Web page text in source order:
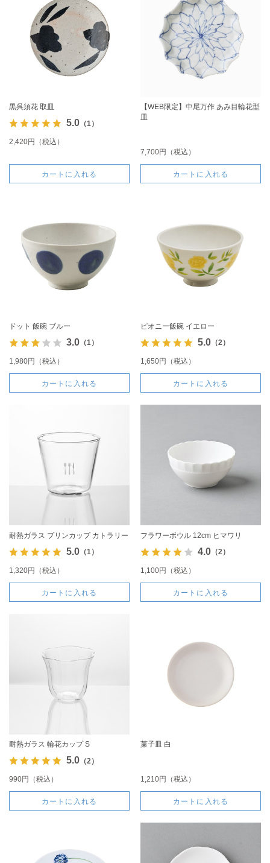
黒呉須花 取皿
5.0（1）
2,420円（税込）
カートに入れる
【WEB限定】中尾万作 あみ目輪花型
皿
7,700円（税込）
カートに入れる
ドット 飯碗 ブルー
3.0（1）
1,980円（税込）
カートに入れる
ピオニー飯碗 イエロー
5.0（2）
1,650円（税込）
カートに入れる
耐熱ガラス プリンカップ カトラリー
5.0（1）
1,320円（税込）
カートに入れる
フラワーボウル 12cm ヒマワリ
4.0（2）
1,100円（税込）
カートに入れる
耐熱ガラス 輪花カップ S
5.0（2）
990円（税込）
カートに入れる
菓子皿 白
1,210円（税込）
カートに入れる